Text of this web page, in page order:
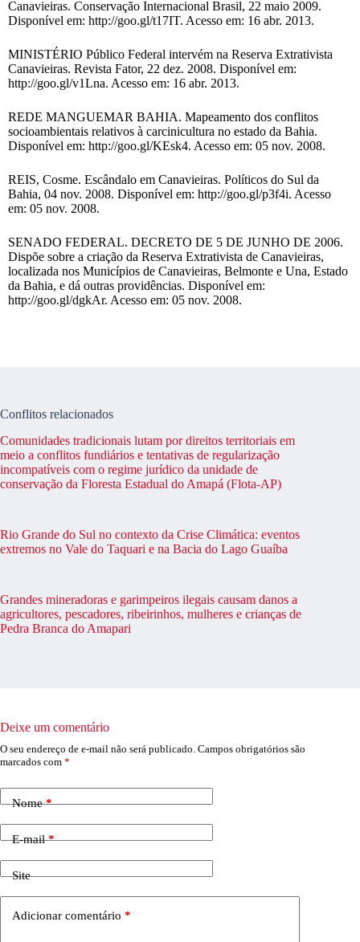
Canavieiras. Conservação Internacional Brasil, 22 maio 2009.
Disponível em: http://goo.gl/t17IT. Acesso em: 16 abr. 2013.
MINISTÉRIO Público Federal intervém na Reserva Extrativista
Canavieiras. Revista Fator, 22 dez. 2008. Disponível em:
http://goo.gl/v1Lna. Acesso em: 16 abr. 2013.
REDE MANGUEMAR BAHIA. Mapeamento dos conflitos
socioambientais relativos à carcinicultura no estado da Bahia.
Disponível em: http://goo.gl/KEsk4. Acesso em: 05 nov. 2008.
REIS, Cosme. Escândalo em Canavieiras. Políticos do Sul da
Bahia, 04 nov. 2008. Disponível em: http://goo.gl/p3f4i. Acesso
em: 05 nov. 2008.
SENADO FEDERAL. DECRETO DE 5 DE JUNHO DE 2006.
Dispõe sobre a criação da Reserva Extrativista de Canavieiras,
localizada nos Municípios de Canavieiras, Belmonte e Una, Estado
da Bahia, e dá outras providências. Disponível em:
http://goo.gl/dgkAr. Acesso em: 05 nov. 2008.
Conflitos relacionados
Comunidades tradicionais lutam por direitos territoriais em
meio a conflitos fundiários e tentativas de regularização
incompatíveis com o regime jurídico da unidade de
conservação da Floresta Estadual do Amapá (Flota-AP)
Rio Grande do Sul no contexto da Crise Climática: eventos
extremos no Vale do Taquari e na Bacia do Lago Guaíba
Grandes mineradoras e garimpeiros ilegais causam danos a
agricultores, pescadores, ribeirinhos, mulheres e crianças de
Pedra Branca do Amapari
Deixe um comentário
O seu endereço de e-mail não será publicado. Campos obrigatórios são
marcados com *
Nome*
E-mail*
Site
Adicionar comentário *